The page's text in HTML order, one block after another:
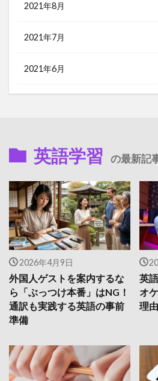
2021年8月
2021年7月
2021年6月
英語学習 の最新記
2026年4月9日
外国人ゲストを案内するな
ら「ぶっつけ本番」はNG！
通訳も実践する英語の事前
準備
英
オ
理由